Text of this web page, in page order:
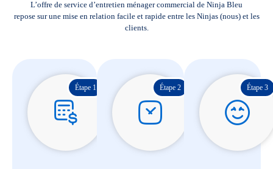
L’offre de service d’entretien ménager commercial de Ninja Bleu
repose sur une mise en relation facile et rapide entre les Ninjas (nous) et les
clients.
Étape 1 Étape 2 Étape 3